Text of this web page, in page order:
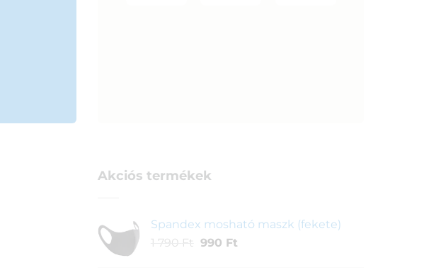
Akciós termékek
Spandex mosható maszk (fekete)
1 790 Ft Original
990 FtCurrent